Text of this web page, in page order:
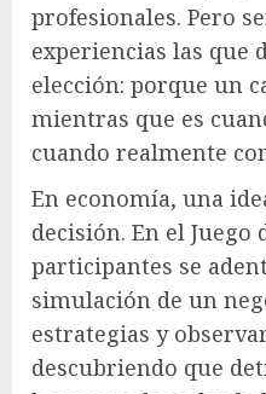
profesionales. Pero
experiencias las que
elección: porque un
mientras que es
cuando realmente
En economía, una
decisión. En el Juego
participantes se
simulación de un
estrategias y
descubriendo que